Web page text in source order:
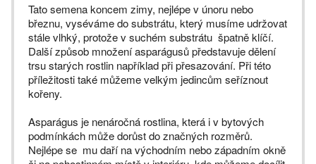
Tato semena koncem zimy, nejlépe v únoru nebo
březnu, vyséváme do substrátu, který musíme udržovat
stále vlhký, protože v suchém substrátu špatně klíčí.
Další způsob množení asparágusů představuje dělení
trsu starých rostlin například při přesazování. Při této
příležitosti také můžeme velkým jedincům seříznout
kořeny.
Asparágus je nenáročná rostlina, která i v bytových
podmínkách může dorůst do značných rozměrů.
Nejlépe se mu daří na východním nebo západním okně